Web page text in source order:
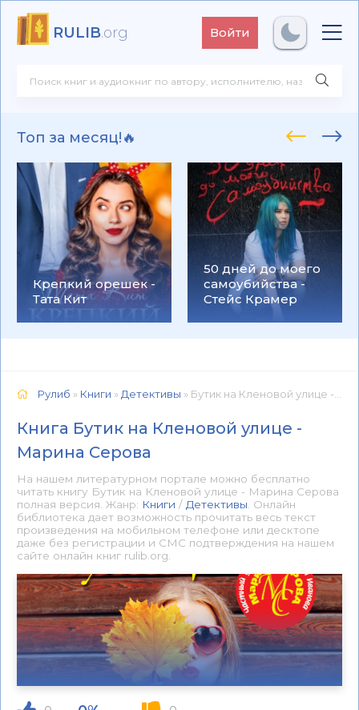
RULIB.org Войти
Топ за месяц!🔥
Крепкий орешек -
Тата Кит
50 дней до моего
самоубийства -
Стейс Крамер
Рулиб » Книги » Детективы » Бутик на Кленовой улице - Марина Серова 📕 - Книга онлайн бесплатно
Книга Бутик на Кленовой улице -
Марина Серова
На нашем литературном портале можно бесплатно
читать книгу Бутик на Кленовой улице - Марина Серова
полная версия. Жанр: Книги / Детективы . Онлайн
библиотека дает возможность прочитать весь текст
произведения на мобильном телефоне или десктопе
даже без регистрации и СМС подтверждения на нашем
сайте онлайн книг rulib.org.